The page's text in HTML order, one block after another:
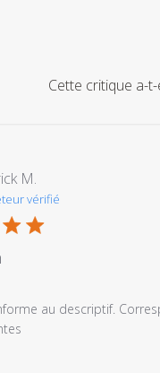
Cette critique a-
M.
vérifié
au descriptif.